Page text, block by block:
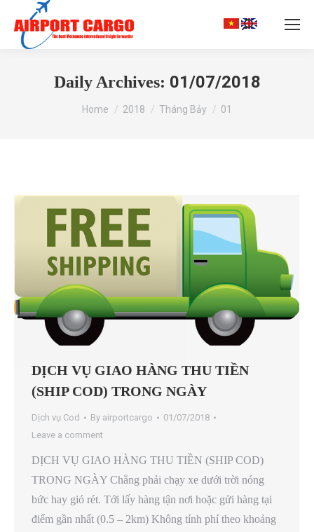
Search:
Daily Archives: 01/07/2018
You are here:
Home 2018 Tháng Bảy 01
DỊCH VỤ GIAO HÀNG THU TIỀN
(SHIP COD) TRONG NGÀY
Dịch vụ Cod By airportcargo
01/07/2018
Leave a comment
DỊCH VỤ GIAO HÀNG THU TIỀN (SHIP COD)
TRONG NGÀY Chẳng phải chạy xe dưới trời nóng
bức hay gió rét. Tới lấy hàng tận nơi hoặc gửi hàng tại
điểm gần nhất (0.5 – 2km) Không tính phí theo khoảng